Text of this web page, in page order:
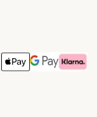
Method
Payment Method
Apple pay. Payment
Google Pay
Klarna